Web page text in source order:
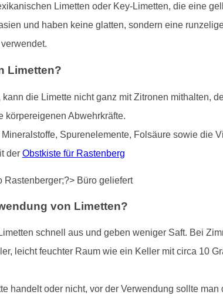
Limetten oder Key-Limetten, die eine
und haben keine glatten, sondern eine
Limetten?
die Limette nicht ganz mit Zitronen mithalten,
körpereigenen Abwehrkräfte.
Spurenelemente, Folsäure sowie die
der Obstkiste für Rastenberg
von Limetten?
schnell aus und geben weniger Saft. Bei
leicht feuchter Raum wie ein Keller mit circa 10
handelt oder nicht, vor der Verwendung sollte